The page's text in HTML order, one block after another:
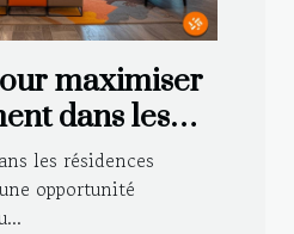
maximiser
dans les
les résidences
opportunité